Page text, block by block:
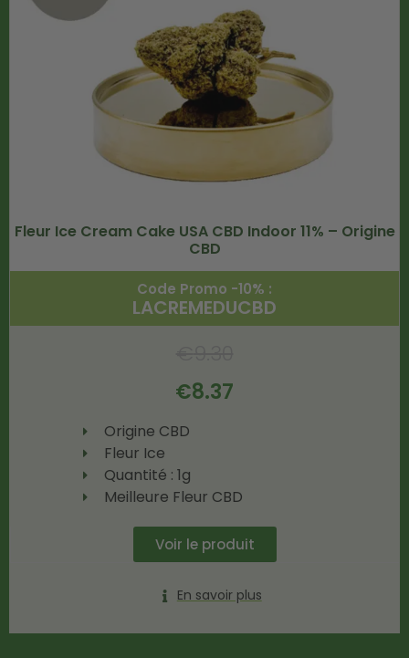
Fleur Ice Cream Cake USA CBD Indoor 11% – Origine
CBD
Code Promo -10% :
LACREMEDUCBD
€8.37
Origine CBD
Fleur Ice
Quantité : 1g
Meilleure Fleur CBD
Voir le produit
En savoir plus